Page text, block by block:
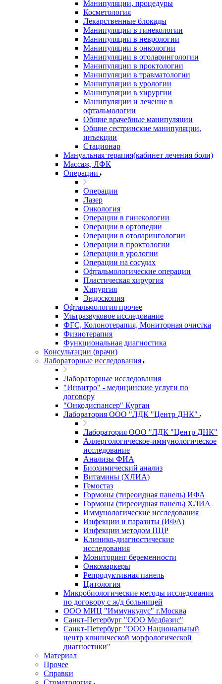
Манипуляции, процедуры
Косметология
Лекарственные блокады
Манипуляции в гинекологии
Манипуляции в неврологии
Манипуляции в онкологии
Манипуляции в отоларингологии
Манипуляции в проктологии
Манипуляции в травматологии
Манипуляции в урологии
Манипуляции в хирургии
Манипуляции и лечение в
офтальмологии
Общие врачебные манипуляции
Общие сестринские манипуляции,
инъекции
Стационар
Мануальная терапия(кабинет лечения боли)
Массаж, ЛФК
Операции
Операции
Лазер
Онкология
Операции в гинекологии
Операции в ортопедии
Операции в отоларингологии
Операции в проктологии
Операции в урологии
Операции на сосудах
Офтальмологические операции
Пластическая хирургия
Хирургия
Эндоскопия
Офтальмология прочее
Ультразвуковое исследование
ФГС, Колонотерапия, Мониторная очистка
Физиотерапия
Функциональная диагностика
Консультации (врачи)
Лабораторные исследования
Лабораторные исследования
"Инвитро" - медицинские услуги по
договору
"Онкодиспансер" Курган
Лаборатория ООО "ЛДК "Центр ДНК"
Лаборатория ООО "ЛДК "Центр ДНК"
Аллергологическое-иммунологическое
исследование
Анализы ФИА
Биохимический анализ
Витамины (ХЛИА)
Гемостаз
Гормоны (тиреоидная панель) ИФА
Гормоны (тиреоидная панель) ХЛИА
Иммунологические исследования
Инфекции и паразиты (ИФА)
Инфекции методом ПЦР
Клинико-диагностические
исследования
Мониторинг беременности
Онкомаркеры
Репродуктивная панель
Цитология
Микробиологические методы исследования
по договору с ж/д больницей
ООО МИЦ "Иммункулус" г.Москва
Санкт-Петербург "ООО Медбазис"
Санкт-Петербург "ООО Национальный
центр клинической морфологической
диагностики"
Материал
Прочее
Справки
Стоматология